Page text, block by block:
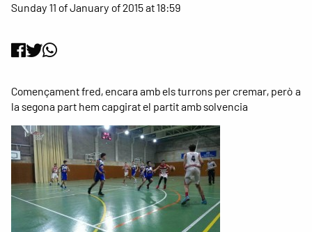
Sunday 11 of January of 2015 at 18:59
Començament fred, encara amb els turrons per cremar, però a
la segona part hem capgirat el partit amb solvencia